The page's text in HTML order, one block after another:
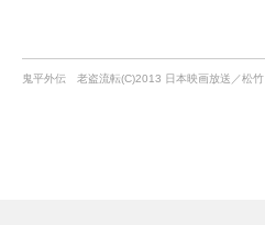
鬼平外伝 老盗流転(C)2013 日本映画放送／松竹